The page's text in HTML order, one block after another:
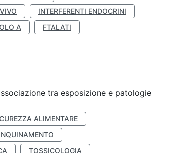
INTERFERENTI ENDOCRINI
A
FTALATI
tra esposizione e patologie
ALIMENTARE
INQUINAMENTO
TOSSICOLOGIA